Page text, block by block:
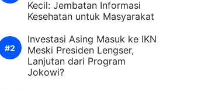
Kecil: Jembatan Informasi
Kesehatan untuk Masyarakat
Investasi Asing Masuk ke IKN
Meski Presiden Lengser,
Lanjutan dari Program
Jokowi?